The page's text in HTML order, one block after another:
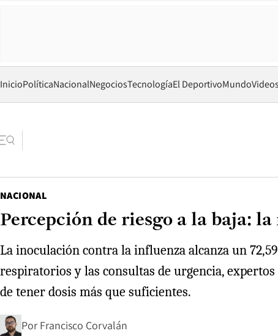
InicioPolíticaNacionalNegociosTecnologíaEl DeportivoMundoVideos
NACIONAL
Percepción de riesgo a la baja:
La inoculación contra la influenza alcanza un
respiratorios y las consultas de urgencia,
de tener dosis más que suficientes.
Por Francisco Corvalán